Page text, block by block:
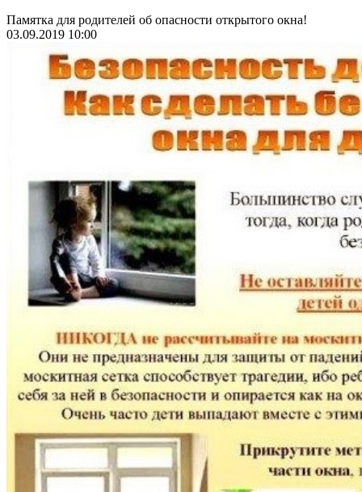
Памятка для родителей об опасности открытого окна!
03.09.2019 10:00